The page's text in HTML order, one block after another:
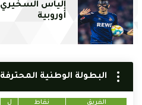
أوروبية
البطولة الوطنية المحترفة
الفريق نقاط ل